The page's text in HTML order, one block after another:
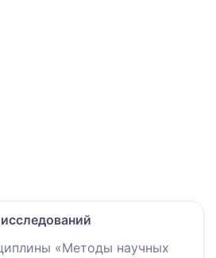
«Методы научных